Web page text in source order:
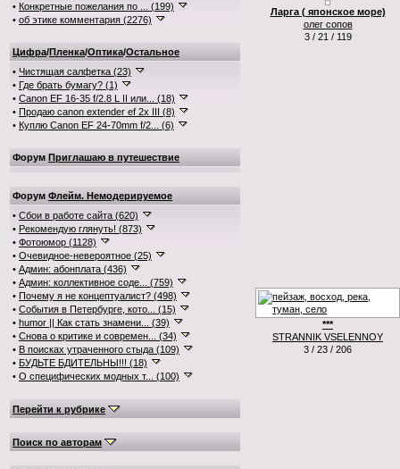
• Конкретные пожелания по ... (199)
• об этике комментария (2276)
Цифра/Пленка/Оптика/Остальное
• Чистящая салфетка (23)
• Где брать бумагу? (1)
• Canon EF 16-35 f/2.8 L II или... (18)
• Продаю canon extender ef 2x III (8)
• Куплю Canon EF 24-70mm f/2... (6)
Форум Приглашаю в путешествие
Форум Флейм. Немодерируемое
• Сбои в работе сайта (620)
• Рекомендую глянуть! (873)
• Фотоюмор (1128)
• Очевидное-невероятное (25)
• Админ: абонплата (436)
• Админ: коллективное соде... (759)
• Почему я не концептуалист? (498)
• События в Петербурге, кото... (15)
• humor || Как стать знамени... (39)
• Снова о критике и современ... (34)
• В поисках утраченного стыда (109)
• БУДЬТЕ БДИТЕЛЬНЫ!!! (18)
• О специфических модных т... (100)
Перейти к рубрике
Поиск по авторам
Ларга ( японское море)
олег сопов
3 / 21 / 119
***
STRANNIK VSELENNOY
3 / 23 / 206